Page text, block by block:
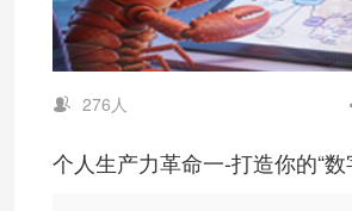
276人
个人生产力革命一-打造你的“数